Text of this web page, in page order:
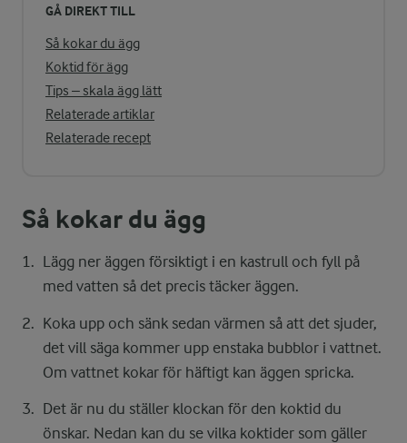
GÅ DIREKT TILL
Så kokar du ägg
Koktid för ägg
Tips – skala ägg lätt
Relaterade artiklar
Relaterade recept
Så kokar du ägg
Lägg ner äggen försiktigt i en kastrull och fyll på
med vatten så det precis täcker äggen.
Koka upp och sänk sedan värmen så att det sjuder,
det vill säga kommer upp enstaka bubblor i vattnet.
Om vattnet kokar för häftigt kan äggen spricka.
Det är nu du ställer klockan för den koktid du
önskar. Nedan kan du se vilka koktider som gäller